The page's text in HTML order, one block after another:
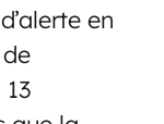
en